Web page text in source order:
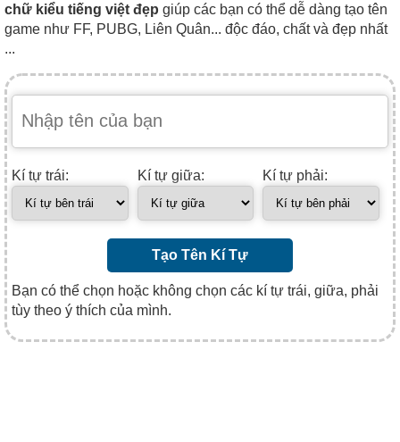
chữ kiểu tiếng việt đẹp giúp các bạn có thể dễ dàng tạo tên
game như FF, PUBG, Liên Quân... độc đáo, chất và đẹp nhất
...
Kí tự trái: Kí tự giữa: Kí tự phải:
Tạo Tên Kí Tự
Bạn có thể chọn hoặc không chọn các kí tự trái, giữa, phải
tùy theo ý thích của mình.